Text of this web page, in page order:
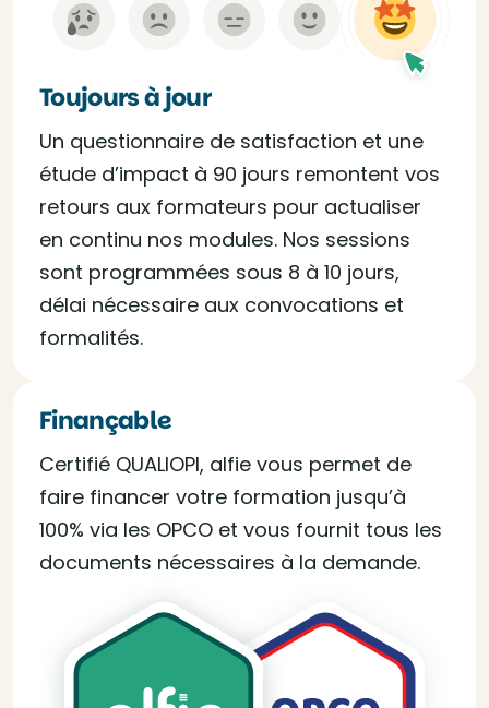
Toujours à jour
Un questionnaire de satisfaction et une
étude d’impact à 90 jours remontent vos
retours aux formateurs pour actualiser
en continu nos modules. Nos sessions
sont programmées sous 8 à 10 jours,
délai nécessaire aux convocations et
formalités.
Finançable
Certifié QUALIOPI, alfie vous permet de
faire financer votre formation jusqu’à
100% via les OPCO et vous fournit tous les
documents nécessaires à la demande.